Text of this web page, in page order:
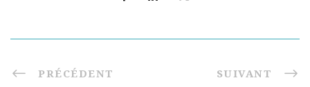
PRÉCÉDENT SUIVANT